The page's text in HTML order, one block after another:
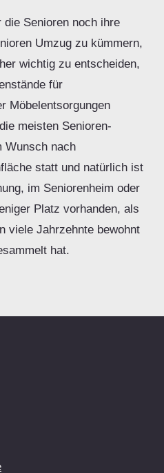
Senioren noch ihre
Umzug zu kümmern,
wichtig zu entscheiden,
für
Möbelentsorgungen
meisten Senioren-
Wunsch nach
statt und natürlich ist
im Seniorenheim oder
Platz vorhanden, als
viele Jahrzehnte bewohnt
hat.